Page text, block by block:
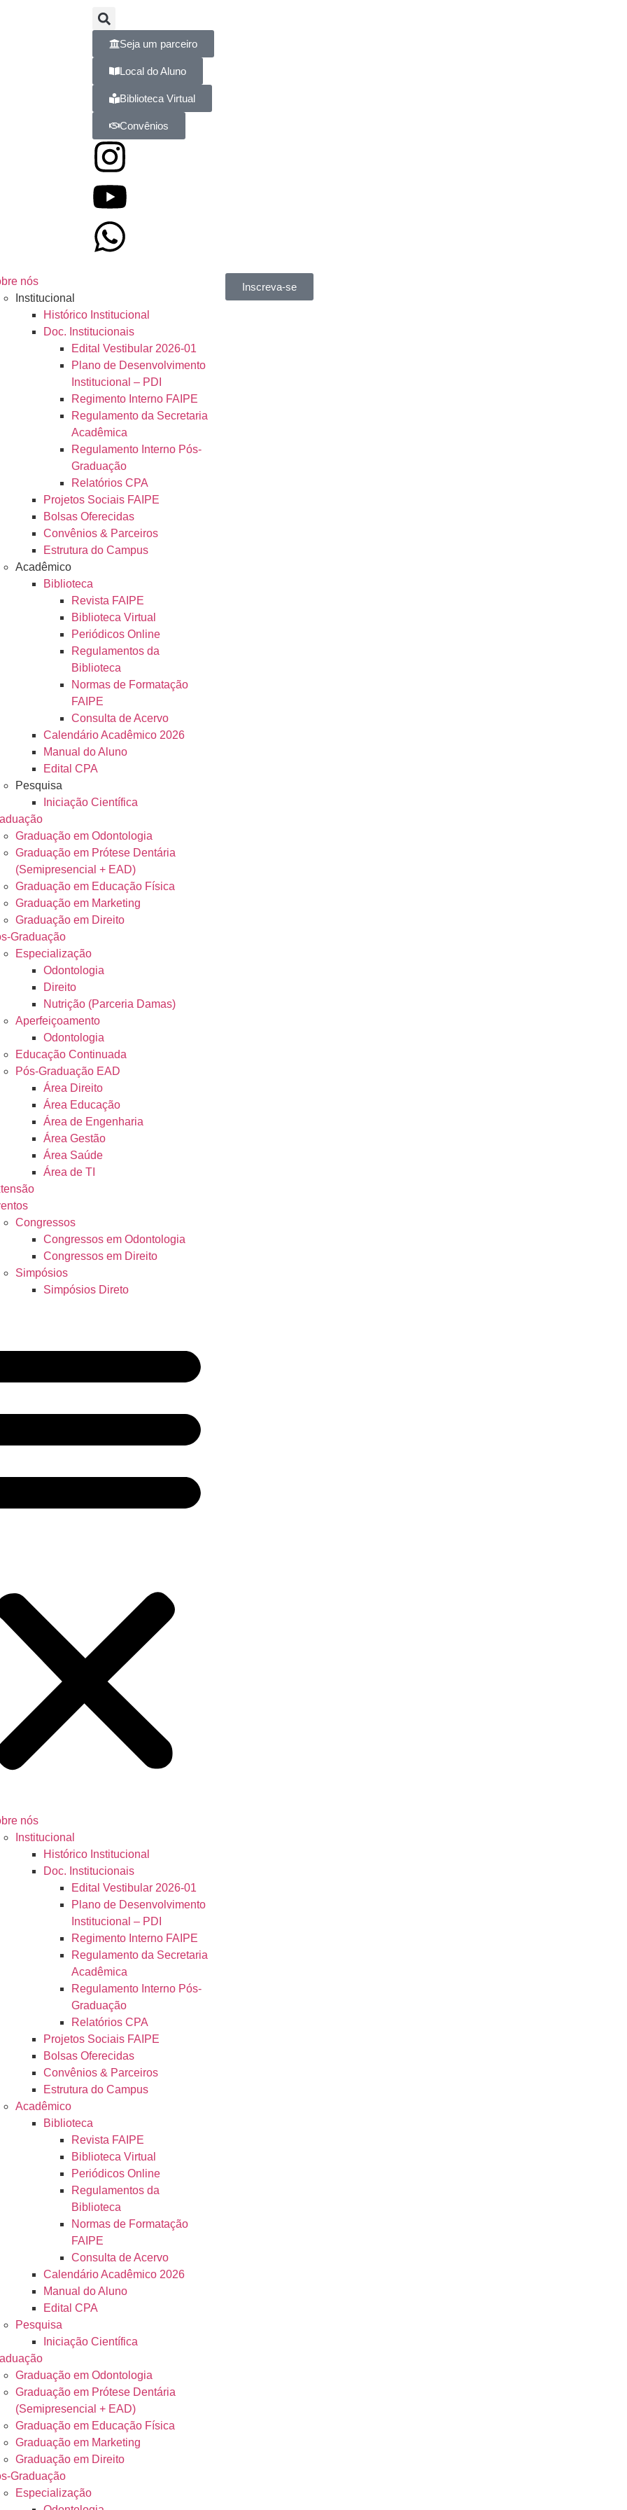
Seja um parceiro
Local do Aluno
Biblioteca Virtual
Convênios
nós
Institucional
Histórico Institucional
Doc. Institucionais
Edital Vestibular 2026-01
Plano de Desenvolvimento
Institucional – PDI
Regimento Interno FAIPE
Regulamento da Secretaria
Acadêmica
Regulamento Interno Pós-
Graduação
Relatórios CPA
Projetos Sociais FAIPE
Bolsas Oferecidas
Convênios & Parceiros
Estrutura do Campus
Acadêmico
Biblioteca
Revista FAIPE
Biblioteca Virtual
Periódicos Online
Regulamentos da
Biblioteca
Normas de Formatação
FAIPE
Consulta de Acervo
Calendário Acadêmico 2026
Manual do Aluno
Edital CPA
Pesquisa
Iniciação Científica
Graduação em Odontologia
Graduação em Prótese Dentária
(Semipresencial + EAD)
Graduação em Educação Física
Graduação em Marketing
Graduação em Direito
Graduação
Especialização
Odontologia
Direito
Nutrição (Parceria Damas)
Aperfeiçoamento
Odontologia
Educação Continuada
Pós-Graduação EAD
Área Direito
Área Educação
Área de Engenharia
Área Gestão
Área Saúde
Área de TI
Congressos
Congressos em Odontologia
Congressos em Direito
Simpósios
Simpósios Direto
nós
Institucional
Histórico Institucional
Doc. Institucionais
Edital Vestibular 2026-01
Plano de Desenvolvimento
Institucional – PDI
Regimento Interno FAIPE
Regulamento da Secretaria
Acadêmica
Regulamento Interno Pós-
Graduação
Relatórios CPA
Projetos Sociais FAIPE
Bolsas Oferecidas
Convênios & Parceiros
Estrutura do Campus
Acadêmico
Biblioteca
Revista FAIPE
Biblioteca Virtual
Periódicos Online
Regulamentos da
Biblioteca
Normas de Formatação
FAIPE
Consulta de Acervo
Calendário Acadêmico 2026
Manual do Aluno
Edital CPA
Pesquisa
Iniciação Científica
Graduação em Odontologia
Graduação em Prótese Dentária
(Semipresencial + EAD)
Graduação em Educação Física
Graduação em Marketing
Graduação em Direito
Graduação
Especialização
Inscreva-se